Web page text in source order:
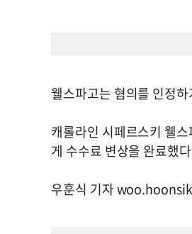
웰스파고는 혐의를 인정
캐롤라인 시페르스키 웰
게 수수료 변상을 완료했
우훈식 기자